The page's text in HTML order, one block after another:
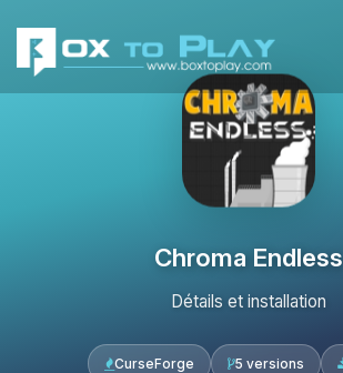
Chroma Endless
Détails et installation
CurseForge 5 versions